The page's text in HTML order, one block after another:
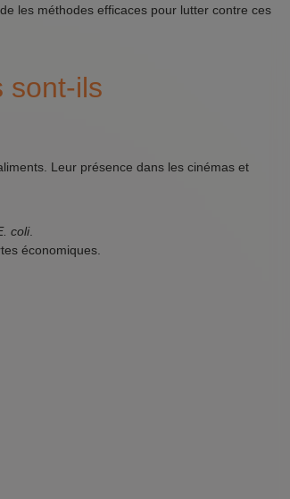
les méthodes efficaces pour lutter contre ces
sont-ils
Leur présence dans les cinémas et
coli.
économiques.